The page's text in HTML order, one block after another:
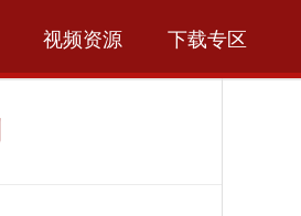
视频资源 下载专区